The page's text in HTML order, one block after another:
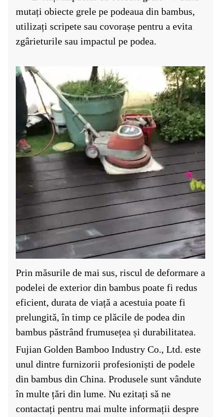
mutați obiecte grele pe podeaua din bambus,
utilizați scripete sau covorașe pentru a evita
zgârieturile sau impactul pe podea.
Prin măsurile de mai sus, riscul de deformare a
podelei de exterior din bambus poate fi redus
eficient, durata de viață a acestuia poate fi
prelungită, în timp ce plăcile de podea din
bambus păstrând frumusețea și durabilitatea.
Fujian Golden Bamboo Industry Co., Ltd. este
unul dintre furnizorii profesioniști de podele
din bambus din China. Produsele sunt vândute
în multe țări din lume. Nu ezitați să ne
contactați pentru mai multe informații despre